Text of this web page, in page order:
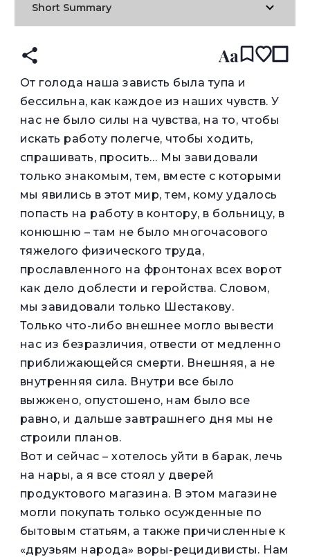
Short Summary
Aa
От голода наша зависть была тупа и
бессильна, как каждое из наших чувств. У
нас не было силы на чувства, на то, чтобы
искать работу полегче, чтобы ходить,
спрашивать, просить… Мы завидовали
только знакомым, тем, вместе с которыми
мы явились в этот мир, тем, кому удалось
попасть на работу в контору, в больницу, в
конюшню – там не было многочасового
тяжелого физического труда,
прославленного на фронтонах всех ворот
как дело доблести и геройства. Словом,
мы завидовали только Шестакову.
Только что-либо внешнее могло вывести
нас из безразличия, отвести от медленно
приближающейся смерти. Внешняя, а не
внутренняя сила. Внутри все было
выжжено, опустошено, нам было все
равно, и дальше завтрашнего дня мы не
строили планов.
Вот и сейчас – хотелось уйти в барак, лечь
на нары, а я все стоял у дверей
продуктового магазина. В этом магазине
могли покупать только осужденные по
бытовым статьям, а также причисленные к
«друзьям народа» воры-рецидивисты. Нам